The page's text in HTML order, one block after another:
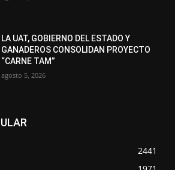
LA UAT, GOBIERNO DEL ESTADO Y
GANADEROS CONSOLIDAN PROYECTO
“CARNE TAM”
agosto 5, 2026
2441